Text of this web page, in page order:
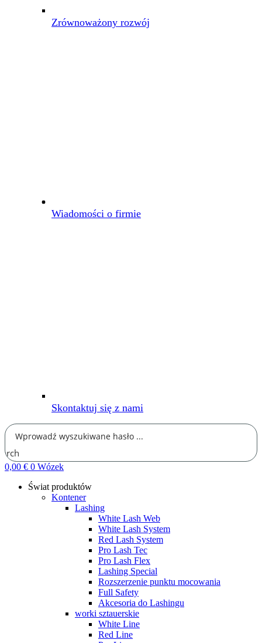
Zrównoważony rozwój
Wiadomości o firmie
Skontaktuj się z nami
0,00 € 0 Wózek
Świat produktów
Kontener
Lashing
White Lash Web
White Lash System
Red Lash System
Pro Lash Tec
Pro Lash Flex
Lashing Special
Rozszerzenie punktu mocowania
Full Safety
Akcesoria do Lashingu
worki sztauerskie
White Line
Red Line